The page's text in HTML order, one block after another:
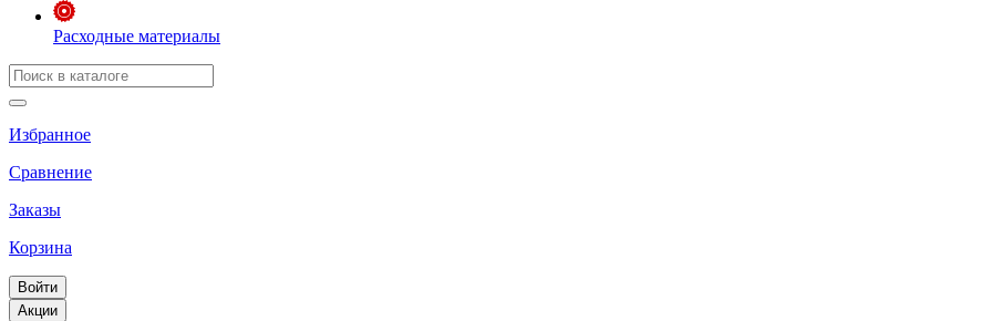
Расходные материалы
Избранное
Сравнение
Заказы
Корзина
Войти
Акции